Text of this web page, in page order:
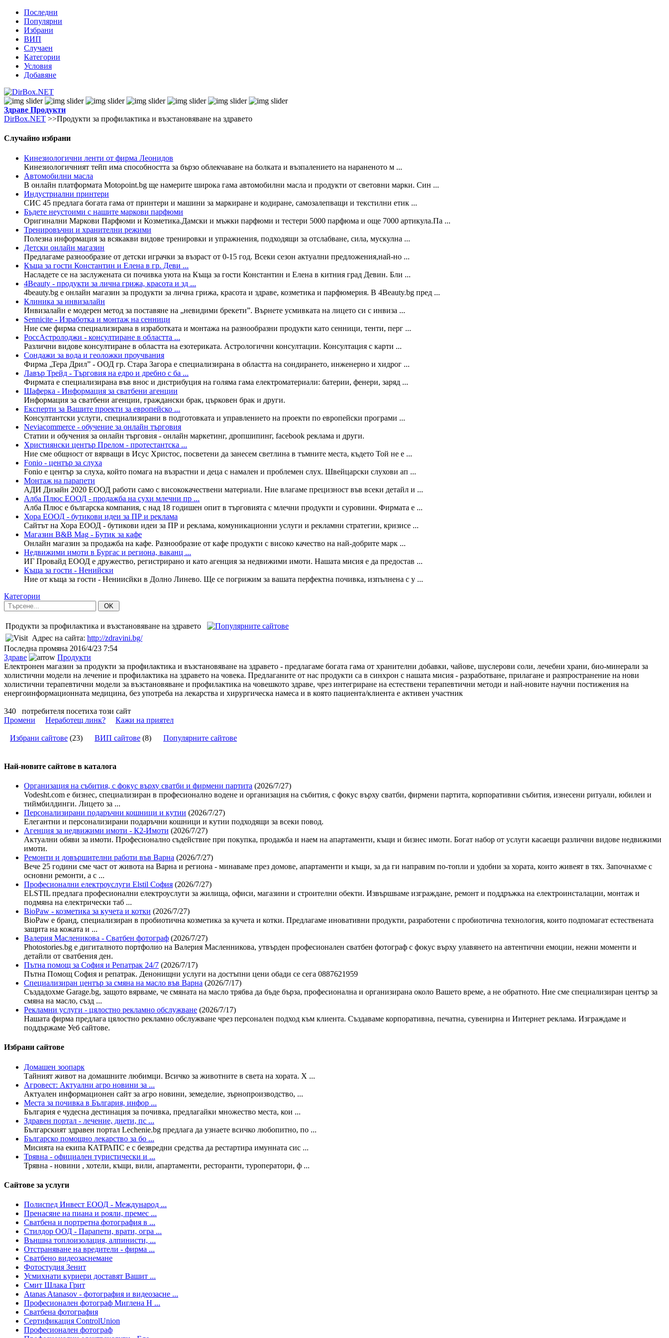
Последни
Популярни
Избрани
ВИП
Случаен
Категории
Условия
Добавяне
Здраве Продукти
DirBox.NET >>Продукти за профилактика и възстановяване на здравето
Случайно избрани
Кинезиологични ленти от фирма Леонидов
Кинезиологичният тейп има способността за бързо облекчаване на болката и възпалението на нараненото м ...
Автомобилни масла
В онлайн платформата Motopoint.bg ще намерите широка гама автомобилни масла и продукти от световни марки. Син ...
Индустриални принтери
СИС 45 предлага богата гама от принтери и машини за маркиране и кодиране, самозалепващи и текстилни етик ...
Бъдете неустоими с нашите маркови парфюми
Оригинални Маркови Парфюми и Козметика.Дамски и мъжки парфюми и тестери 5000 парфюма и още 7000 артикула.Па ...
Тренировъчни и хранителни режими
Полезна информация за всякакви видове тренировки и упражнения, подходящи за отслабване, сила, мускулна ...
Детски онлайн магазин
Предлагаме разнообразие от детски играчки за възраст от 0-15 год. Всеки сезон актуални предложения,най-но ...
Къща за гости Константин и Елена в гр. Деви ...
Насладете се на заслужената си почивка уюта на Къща за гости Константин и Елена в китния град Девин. Бли ...
4Beauty - продукти за лична грижа, красота и зд ...
4beauty.bg е онлайн магазин за продукти за лична грижа, красота и здраве, козметика и парфюмерия. В 4Beauty.bg пред ...
Клиника за инвизалайн
Инвизалайн е модерен метод за поставяне на „невидими брекети”. Върнете усмивката на лицето си с инвиза ...
Sennicite - Изработка и монтаж на сенници
Ние сме фирма специализирана в изработката и монтажа на разнообразни продукти като сенници, тенти, перг ...
РоссАстролоджи - консултиране в областта ...
Различни видове консултиране в областта на езотериката. Астрологични консултации. Консултация с карти ...
Сондажи за вода и геоложки проучвания
Фирма „Тера Дрил” - ООД гр. Стара Загора е специализирана в областта на сондирането, инженерно и хидрог ...
Лaвър Трейд - Търговия на едро и дребно с ба ...
Фирмата е специализирана във внос и дистрибуция на голяма гама електроматериали: батерии, фенери, заряд ...
Шаферка - Информация за сватбени агенции
Информация за сватбени агенции, граждански брак, църковен брак и други.
Експерти за Вашите проекти за европейско ...
Консултантски услуги, специализирани в подготовката и управлението на проекти по европейски програми ...
Neviacommerce - обучение за онлайн търговия
Статии и обучения за онлайн търговия - онлайн маркетинг, дропшипинг, facebook реклама и други.
Християнски център Прелом - протестантска ...
Ние сме общност от вярващи в Исус Христос, посветени да занесем светлина в тъмните места, където Той не е ...
Fonio - център за слуха
Fonio е център за слуха, който помага на възрастни и деца с намален и проблемен слух. Швейцарски слухови ап ...
Монтаж на парапети
АДИ Дизайн 2020 ЕООД работи само с висококачествени материали. Ние влагаме прецизност във всеки детайл и ...
Алба Плюс ЕООД - продажба на сухи млечни пр ...
Алба Плюс е българска компания, с над 18 годишен опит в търговията с млечни продукти и суровини. Фирмата е ...
Хора ЕООД - бутикови идеи за ПР и реклама
Сайтът на Хора ЕООД - бутикови идеи за ПР и реклама, комуникационни услуги и рекламни стратегии, кризисе ...
Магазин B&B Mag - Бутик за кафе
Онлайн магазин за продажба на кафе. Разнообразие от кафе продукти с високо качество на най-добрите марк ...
Недвижими имоти в Бургас и региона, ваканц ...
ИГ Провайд ЕООД е дружество, регистрирано и като агенция за недвижими имоти. Нашата мисия е да предостав ...
Къща за гости - Ненийски
Ние от къща за гости - Нениисйки в Долно Линево. Ще се погрижим за вашата перфектна почивка, изпълнена с у ...
Категории
OK
Продукти за профилактика и възстановяване на здравето
Адрес на сайта: http://zdravini.bg/
Последна промяна 2016/4/23 7:54
Здраве
Продукти
Електронен магазин за продукти за профилактика и възстановяване на здравето - предлагаме богата гама от хранителни добавки, чайове, шуслерови соли, лечебни храни, био-минерали за
холистични модели на лечение и профилактика на здравето на човека. Предлаганите от нас продукти са в синхрон с нашата мисия - разработване, прилаганe и разпространение на нови
холистични терапевтични модели за възстановяване и профилактика на човешкото здраве, чрез интегриране на естествени терапевтични методи и най-новите научни постижения на
енергоинформационната медицина, без употреба на лекарства и хирургическа намеса и в която пациента/клиента е активен участник
340 потребителя посетиха този сайт
Промени
Неработещ линк? Кажи на приятел
Избрани сайтове (23) ВИП сайтове (8) Популярните сайтове
Най-новите сайтoве в каталога
Организация на събития, с фокус върху сватби и фирмени партита (2026/7/27)
Vodesht.com е бизнес, специализиран в професионално водене и организация на събития, с фокус върху сватби, фирмени партита, корпоративни събития, изнесени ритуали, юбилеи и
тиймбилдинги. Лицето за ...
Персонализирани подаръчни кошници и кутии (2026/7/27)
Елегантни и персонализирани подаръчни кошници и кутии подходящи за всеки повод.
Агенция за недвижими имоти - К2-Имоти (2026/7/27)
Актуални обяви за имоти. Професионално съдействие при покупка, продажба и наем на апартаменти, къщи и бизнес имоти. Богат набор от услуги касаещи различни видове недвижими
имоти.
Ремонти и довършителни работи във Варна (2026/7/27)
Вече 25 години сме част от живота на Варна и региона - минаваме през домове, апартаменти и къщи, за да ги направим по-топли и удобни за хората, които живеят в тях. Започнахме с
основни ремонти, а с ...
Професионални електроуслуги Elstil София (2026/7/27)
ELSTIL предлага професионални електроуслуги за жилища, офиси, магазини и строителни обекти. Извършваме изграждане, ремонт и поддръжка на електроинсталации, монтаж и
подмяна на електрически таб ...
BioPaw - козметика за кучета и котки (2026/7/27)
BioPaw е бранд, специализиран в пробиотична козметика за кучета и котки. Предлагаме иновативни продукти, разработени с пробиотична технология, които подпомагат естествената
защита на кожата и ...
Валерия Масленикова - Сватбен фотограф (2026/7/27)
Photostories.bg е дигиталното портфолио на Валерия Масленникова, утвърден професионален сватбен фотограф с фокус върху улавянето на автентични емоции, нежни моменти и
детайли от сватбения ден.
Пътна помощ за София и Репатрак 24/7 (2026/7/17)
Пътна Помощ София и репатрак. Денонищни услуги на достъпни цени обади се сега 0887621959
Специализиран център за смяна на масло във Варна (2026/7/17)
Създадохме Garage.bg, защото вярваме, че смяната на масло трябва да бъде бърза, професионална и организирана около Вашето време, а не обратното. Ние сме специализиран център за
смяна на масло, създ ...
Рекламни услуги - цялостно рекламно обслужване (2026/7/17)
Нашата фирма предлага цялостно рекламно обслужване чрез персонален подход към клиента. Създаваме корпоративна, печатна, сувенирна и Интернет реклама. Изграждаме и
поддържаме Уеб сайтове.
Избрани сайтове
Домашен зоопарк
Тайният живот на домашните любимци. Всичко за животните в света на хората. Х ...
Агровест: Актуални агро новини за ...
Актуален информационен сайт за агро новини, земеделие, зърнопроизводство, ...
Места за почивка в България, инфор ...
България е чудесна дестинация за почивка, предлагайки множество места, кои ...
Здравен портал - лечение, диети, пс ...
Българският здравен портал Lechenie.bg предлага да узнаете всичко любопитно, по ...
Българско помощно лекарство за бо ...
Мисията на екипа КАТРАПС е с безвредни средства да рестартира имунната сис ...
Трявна - официален туристически и ...
Трявна - новини , хотели, къщи, вили, апартаменти, ресторанти, туроператори, ф ...
Сайтове за услуги
Полиспед Инвест ЕООД - Международ ...
Пренасяне на пиана и рояли, премес ...
Сватбена и портретна фотография в ...
Стилдор ООД - Парапети, врати, огра ...
Външна топлоизолация, алпинисти, ...
Отстраняване на вредители - фирма ...
Сватбено видеозаснемане
Фотостудия Зенит
Усмихнати куриери доставят Вашит ...
Смит Шлака Грит
Atanas Atanasov - фотография и видеозасне ...
Професионален фотограф Миглена Н ...
Сватбена фотография
Сертификация ControlUnion
Професионален фотограф